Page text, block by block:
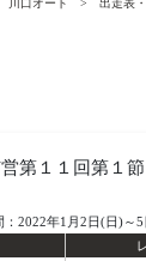
川口オート 出走表
第１１回第１節
：2022年1月2日(日)～